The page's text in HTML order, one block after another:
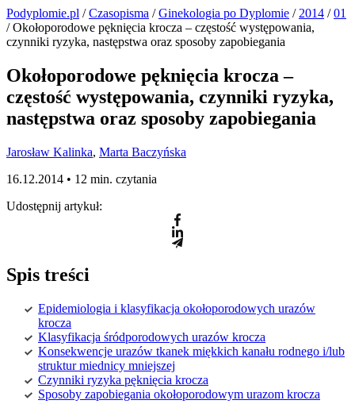
Podyplomie.pl /Czasopisma /Ginekologia po Dyplomie / 2014 /01
/ Okołoporodowe pęknięcia krocza – częstość występowania,
czynniki ryzyka, następstwa oraz sposoby zapobiegania
Okołoporodowe pęknięcia krocza –
częstość występowania, czynniki ryzyka,
następstwa oraz sposoby zapobiegania
Jarosław Kalinka, Marta Baczyńska
16.12.2014 • 12 min. czytania
Udostępnij artykuł:
Spis treści
Epidemiologia i klasyfikacja okołoporodowych urazów
krocza
Klasyfikacja śródporodowych urazów krocza
Konsekwencje urazów tkanek miękkich kanału rodnego i/lub
struktur miednicy mniejszej
Czynniki ryzyka pęknięcia krocza
Sposoby zapobiegania okołoporodowym urazom krocza